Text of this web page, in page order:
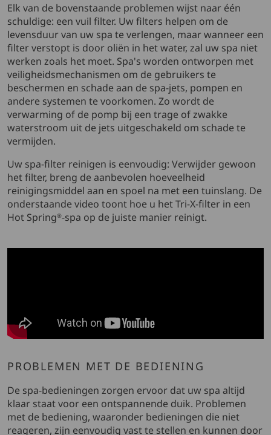
Elk van de bovenstaande problemen wijst naar één
schuldige: een vuil filter. Uw filters helpen om de
levensduur van uw spa te verlengen, maar wanneer een
filter verstopt is door oliën in het water, zal uw spa niet
werken zoals het moet. Spa's worden ontworpen met
veiligheidsmechanismen om de gebruikers te
beschermen en schade aan de spa-jets, pompen en
andere systemen te voorkomen. Zo wordt de
verwarming of de pomp bij een trage of zwakke
waterstroom uit de jets uitgeschakeld om schade te
vermijden.
Uw spa-filter reinigen is eenvoudig: Verwijder gewoon
het filter, breng de aanbevolen hoeveelheid
reinigingsmiddel aan en spoel na met een tuinslang. De
onderstaande video toont hoe u het Tri-X-filter in een
Hot Spring®-spa op de juiste manier reinigt.
PROBLEMEN MET DE BEDIENING
De spa-bedieningen zorgen ervoor dat uw spa altijd
klaar staat voor een ontspannende duik. Problemen
met de bediening, waaronder bedieningen die niet
reageren, zijn eenvoudig vast te stellen en kunnen door